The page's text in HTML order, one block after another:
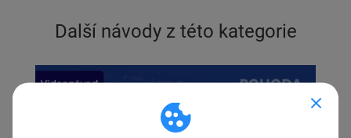
Další návody z této kategorie
Previous